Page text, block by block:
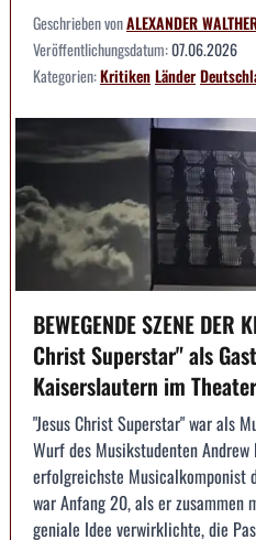
Geschrieben vonALEXANDER
Veröffentlichungsdatum:07.06.2026
Kategorien:KritikenLänder
BEWEGENDE SZENE DER
Christ Superstar" als
Kaiserslautern im
"Jesus Christ Superstar" war als
Wurf des Musikstudenten Andrew
erfolgreichste Musicalkomponist
war Anfang 20, als er zusammen
geniale Idee verwirklichte, die